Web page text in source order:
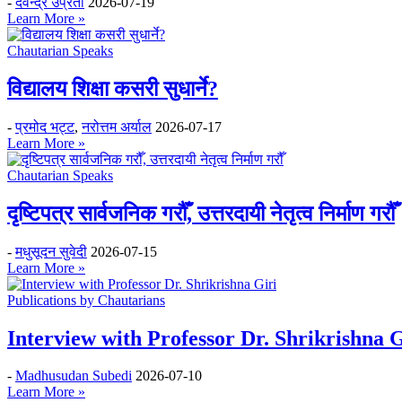
Learn More »
Chautarian Speaks
विद्यालय शिक्षा कसरी सुधार्ने?
-प्रमोद भट्ट,नरोत्तम अर्याल 2026-07-17
Learn More »
Chautarian Speaks
दृष्टिपत्र सार्वजनिक गरौँ, उत्तरदायी नेतृत्व निर्माण गरौँ
-मधुसूदन सुवेदी 2026-07-15
Learn More »
Publications by Chautarians
Interview with Professor Dr. Shrikrishna
- Madhusudan Subedi 2026-07-10
Learn More »